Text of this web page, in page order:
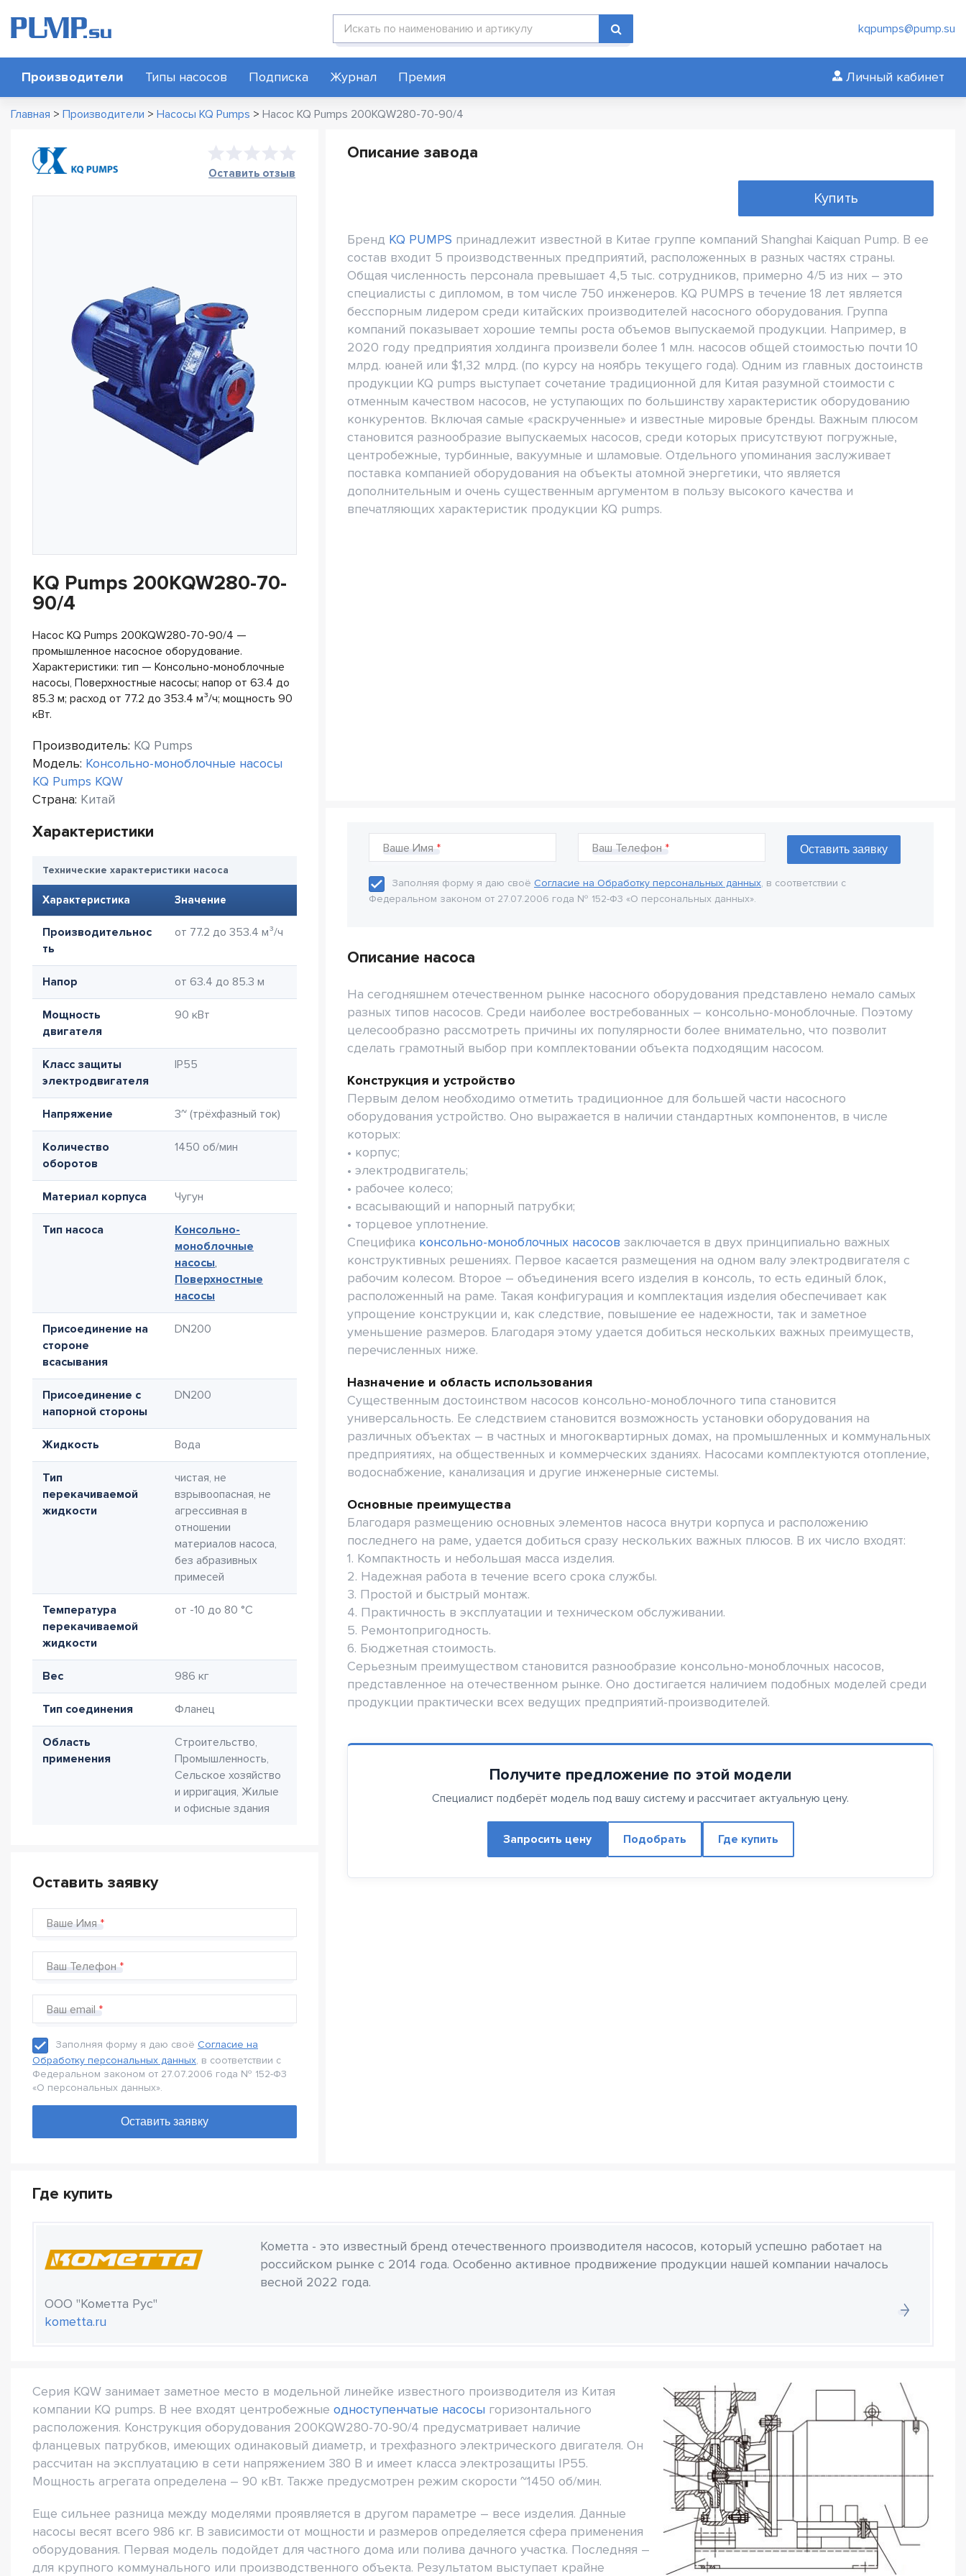
Поиск по каталогу kqpumps@pump.su
Производители Типы насосов Подписка Журнал Премия Личный кабинет
Главная > Производители > Насосы KQ Pumps > Насос KQ Pumps 200KQW280-70-90/4
Оставить отзыв
KQ Pumps 200KQW280-70-
90/4
Насос KQ Pumps 200KQW280-70-90/4 —
промышленное насосное оборудование.
Характеристики: тип — Консольно-моноблочные
насосы, Поверхностные насосы; напор от 63.4 до
85.3 м; расход от 77.2 до 353.4 м³/ч; мощность 90
кВт.
Производитель: KQ Pumps
Модель: Консольно-моноблочные насосы
KQ Pumps KQW
Страна: Китай
Характеристики
Технические характеристики насоса
Характеристика Значение
Производительнос
ть
от 77.2 до 353.4 м³/ч
Напор от 63.4 до 85.3 м
Мощность
двигателя
90 кВт
Класс защиты
электродвигателя
IP55
Напряжение 3~ (трёхфазный ток)
Количество
оборотов
1450 об/мин
Материал корпуса Чугун
Тип насоса
Консольно-
моноблочные
насосы,
Поверхностные
насосы
Присоединение на
стороне
всасывания
DN200
Присоединение с
напорной стороны
DN200
Жидкость Вода
Тип
перекачиваемой
жидкости
чистая, не
взрывоопасная, не
агрессивная в
отношении
материалов насоса,
без абразивных
примесей
Температура
перекачиваемой
жидкости
от -10 до 80 °C
Вес 986 кг
Тип соединения Фланец
Область
применения
Строительство,
Промышленность,
Сельское хозяйство
и ирригация, Жилые
и офисные здания
Оставить заявку
Ваше Имя
Ваш Телефон
Ваш email
Заполняя форму я даю своё Согласие на
Обработку персональных данных, в соответствии с
Федеральном законом от 27.07.2006 года № 152-Ф3
«О персональных данных».
Описание завода
Купить
Бренд KQ PUMPS принадлежит известной в Китае группе компаний Shanghai Kaiquan Pump. В ее
состав входит 5 производственных предприятий, расположенных в разных частях страны.
Общая численность персонала превышает 4,5 тыс. сотрудников, примерно 4/5 из них – это
специалисты с дипломом, в том числе 750 инженеров. KQ PUMPS в течение 18 лет является
бесспорным лидером среди китайских производителей насосного оборудования. Группа
компаний показывает хорошие темпы роста объемов выпускаемой продукции. Например, в
2020 году предприятия холдинга произвели более 1 млн. насосов общей стоимостью почти 10
млрд. юаней или $1,32 млрд. (по курсу на ноябрь текущего года). Одним из главных достоинств
продукции KQ pumps выступает сочетание традиционной для Китая разумной стоимости с
отменным качеством насосов, не уступающих по большинству характеристик оборудованию
конкурентов. Включая самые «раскрученные» и известные мировые бренды. Важным плюсом
становится разнообразие выпускаемых насосов, среди которых присутствуют погружные,
центробежные, турбинные, вакуумные и шламовые. Отдельного упоминания заслуживает
поставка компанией оборудования на объекты атомной энергетики, что является
дополнительным и очень существенным аргументом в пользу высокого качества и
впечатляющих характеристик продукции KQ pumps.
Ваше Имя Ваш Телефон
Заполняя форму я даю своё Согласие на Обработку персональных данных, в соответствии с
Федеральном законом от 27.07.2006 года № 152-Ф3 «О персональных данных».
Описание насоса
На сегодняшнем отечественном рынке насосного оборудования представлено немало самых
разных типов насосов. Среди наиболее востребованных – консольно-моноблочные. Поэтому
целесообразно рассмотреть причины их популярности более внимательно, что позволит
сделать грамотный выбор при комплектовании объекта подходящим насосом.
Конструкция и устройство
Первым делом необходимо отметить традиционное для большей части насосного
оборудования устройство. Оно выражается в наличии стандартных компонентов, в числе
которых:
• корпус;
• электродвигатель;
• рабочее колесо;
• всасывающий и напорный патрубки;
• торцевое уплотнение.
Специфика консольно-моноблочных насосов заключается в двух принципиально важных
конструктивных решениях. Первое касается размещения на одном валу электродвигателя с
рабочим колесом. Второе – объединения всего изделия в консоль, то есть единый блок,
расположенный на раме. Такая конфигурация и комплектация изделия обеспечивает как
упрощение конструкции и, как следствие, повышение ее надежности, так и заметное
уменьшение размеров. Благодаря этому удается добиться нескольких важных преимуществ,
перечисленных ниже.
Назначение и область использования
Существенным достоинством насосов консольно-моноблочного типа становится
универсальность. Ее следствием становится возможность установки оборудования на
различных объектах – в частных и многоквартирных домах, на промышленных и коммунальных
предприятиях, на общественных и коммерческих зданиях. Насосами комплектуются отопление,
водоснабжение, канализация и другие инженерные системы.
Основные преимущества
Благодаря размещению основных элементов насоса внутри корпуса и расположению
последнего на раме, удается добиться сразу нескольких важных плюсов. В их число входят:
1. Компактность и небольшая масса изделия.
2. Надежная работа в течение всего срока службы.
3. Простой и быстрый монтаж.
4. Практичность в эксплуатации и техническом обслуживании.
5. Ремонтопригодность.
6. Бюджетная стоимость.
Серьезным преимуществом становится разнообразие консольно-моноблочных насосов,
представленное на отечественном рынке. Оно достигается наличием подобных моделей среди
продукции практически всех ведущих предприятий-производителей.
Получите предложение по этой модели
Специалист подберёт модель под вашу систему и рассчитает актуальную цену.
Запросить цену Подобрать Где купить
Где купить
ООО "Кометта Рус"
kometta.ru
Кометта - это известный бренд отечественного производителя насосов, который успешно работает на
российском рынке с 2014 года. Особенно активное продвижение продукции нашей компании началось
весной 2022 года.
Серия KQW занимает заметное место в модельной линейке известного производителя из Китая
компании KQ pumps. В нее входят центробежные одноступенчатые насосы горизонтального
расположения. Конструкция оборудования 200KQW280-70-90/4 предусматривает наличие
фланцевых патрубков, имеющих одинаковый диаметр, и трехфазного электрического двигателя. Он
рассчитан на эксплуатацию в сети напряжением 380 В и имеет класса электрозащиты IP55.
Мощность агрегата определена – 90 кВт. Также предусмотрен режим скорости ~1450 об/мин.
Еще сильнее разница между моделями проявляется в другом параметре – весе изделия. Данные
насосы весят всего 986 кг. В зависимости от мощности и размеров определяется сфера применения
оборудования. Первая модель подойдет для частного дома или полива дачного участка. Последняя –
для крупного коммунального или производственного объекта. Результатом выступает крайне